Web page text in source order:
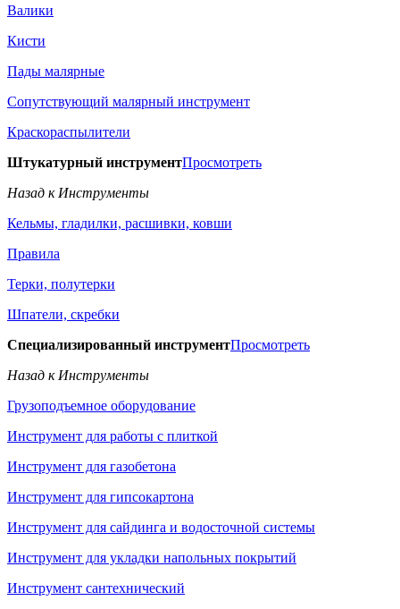
Валики
Кисти
Пады малярные
Сопутствующий малярный инструмент
Краскораспылители
Штукатурный инструментПросмотреть
Назад к Инструменты
Кельмы, гладилки, расшивки, ковши
Правила
Терки, полутерки
Шпатели, скребки
Специализированный инструментПросмотреть
Назад к Инструменты
Грузоподъемное оборудование
Инструмент для работы с плиткой
Инструмент для газобетона
Инструмент для гипсокартона
Инструмент для сайдинга и водосточной системы
Инструмент для укладки напольных покрытий
Инструмент сантехнический